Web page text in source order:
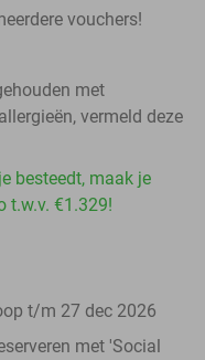
vouchers!
met
vermeld deze
besteedt, maak je
t.w.v. €1.329!
t/m 27 dec 2026
met 'Social